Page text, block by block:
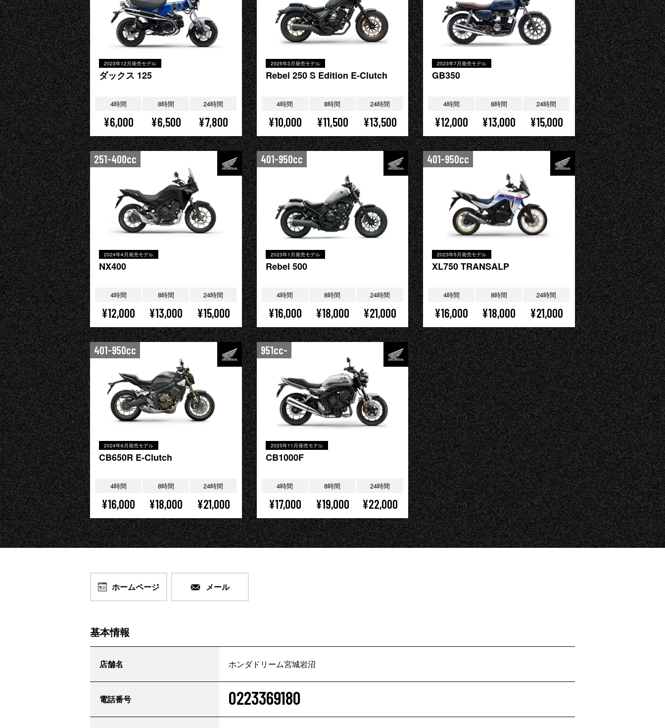
2023年12月発売モデル
ダックス 125
4時間
¥6,000
8時間
¥6,500
24時間
¥7,800
2025年3月発売モデル
Rebel 250 S Edition E-Clutch
4時間
¥10,000
8時間
¥11,500
24時間
¥13,500
2023年7月発売モデル
GB350
4時間
¥12,000
8時間
¥13,000
24時間
¥15,000
251-400cc
2024年4月発売モデル
NX400
4時間
¥12,000
8時間
¥13,000
24時間
¥15,000
401-950cc
2023年1月発売モデル
Rebel 500
4時間
¥16,000
8時間
¥18,000
24時間
¥21,000
401-950cc
2023年5月発売モデル
XL750 TRANSALP
4時間
¥16,000
8時間
¥18,000
24時間
¥21,000
401-950cc
2024年6月発売モデル
CB650R E-Clutch
4時間
¥16,000
8時間
¥18,000
24時間
¥21,000
951cc-
2025年11月発売モデル
CB1000F
4時間
¥17,000
8時間
¥19,000
24時間
¥22,000
ホームページ メール
基本情報
店舗名 ホンダドリーム宮城岩沼
電話番号 0223369180